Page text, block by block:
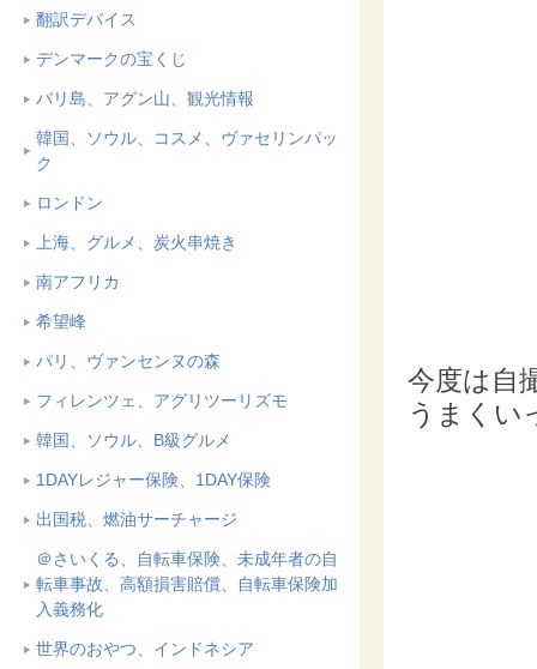
翻訳デバイス
デンマークの宝くじ
バリ島、アグン山、観光情報
韓国、ソウル、コスメ、ヴァセリンパッ
ク
ロンドン
上海、グルメ、炭火串焼き
南アフリカ
希望峰
パリ、ヴァンセンヌの森
フィレンツェ、アグリツーリズモ
韓国、ソウル、B級グルメ
1DAYレジャー保険、1DAY保険
出国税、燃油サーチャージ
＠さいくる、自転車保険、未成年者の自
転車事故、高額損害賠償、自転車保険加
入義務化
世界のおやつ、インドネシア
今度は自
うまくい